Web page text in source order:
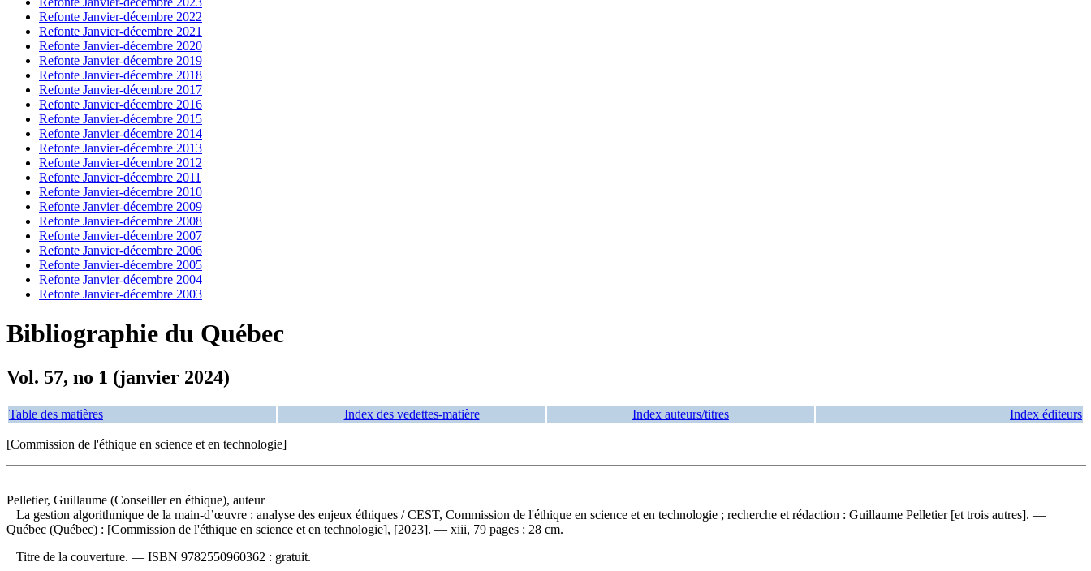
Refonte Janvier-décembre 2022
Refonte Janvier-décembre 2021
Refonte Janvier-décembre 2020
Refonte Janvier-décembre 2019
Refonte Janvier-décembre 2018
Refonte Janvier-décembre 2017
Refonte Janvier-décembre 2016
Refonte Janvier-décembre 2015
Refonte Janvier-décembre 2014
Refonte Janvier-décembre 2013
Refonte Janvier-décembre 2012
Refonte Janvier-décembre 2011
Refonte Janvier-décembre 2010
Refonte Janvier-décembre 2009
Refonte Janvier-décembre 2008
Refonte Janvier-décembre 2007
Refonte Janvier-décembre 2006
Refonte Janvier-décembre 2005
Refonte Janvier-décembre 2004
Refonte Janvier-décembre 2003
Bibliographie du Québec
Vol. 57, no 1 (janvier 2024)
Table des matières Index des vedettes-matière Index auteurs/titres Index éditeurs
[Commission de l'éthique en science et en technologie]
Pelletier, Guillaume (Conseiller en éthique), auteur
La gestion algorithmique de la main-d’œuvre : analyse des enjeux éthiques / CEST, Commission de l'éthique en science et en technologie ; recherche et rédaction : Guillaume Pelletier [et trois autres]. —
Québec (Québec) : [Commission de l'éthique en science et en technologie], [2023]. — xiii, 79 pages ; 28 cm.
Titre de la couverture. — ISBN 9782550960362 : gratuit.